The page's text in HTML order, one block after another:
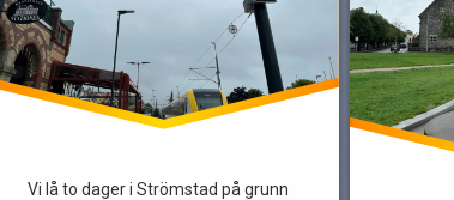
Vi lå to dager i Strömstad på grunn